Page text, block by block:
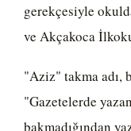
gerekçesiyle
ve Akçakoca
"Aziz" takma adı,
"Gazetelerde
bakmadığından